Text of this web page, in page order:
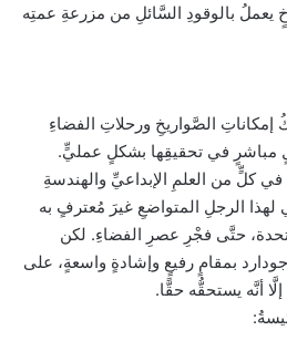
يعملُ بالوقودِ السَّائلِ من مزرعةِ عمتِه
إمكاناتِ الصَّواريخِ ورحلاتِ الفضاءِ
في تحقيقِها بشكلٍ عمليٍّ.
كلٍّ من العلمِ الإبداعيِّ والهندسةِ
لهذا الرجلِ المتواضعِ غيرَ مُعترفٍ به
حتَّى فجْرِ عصرِ الفضاءِ. لكن
بمقامٍ رفيعٍ وإشادةٍ واسعةٍ، على
أنَّه يستحقُّه حقًّا.